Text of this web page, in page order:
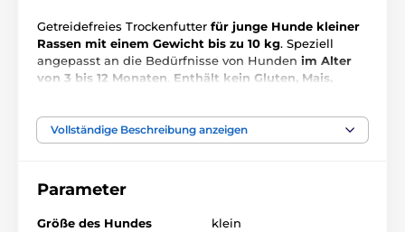
Getreidefreies Trockenfutter für junge Hunde kleiner
Rassen mit einem Gewicht bis zu 10 kg. Speziell
angepasst an die Bedürfnisse von Hunden im Alter
von 3 bis 12 Monaten Enthält kein Gluten, Mais,
an frischem Hühnerfleisch mit hochwertigem
Entenproteinwird Hunden sicher gefallen. Das
Proteinquelle, die nicht nur schmackhaft ist, sondern
auch gut für eine empfindliche Verdauung. Die
Vollständige Beschreibung anzeigen
Parameter
Größe des Hundes klein